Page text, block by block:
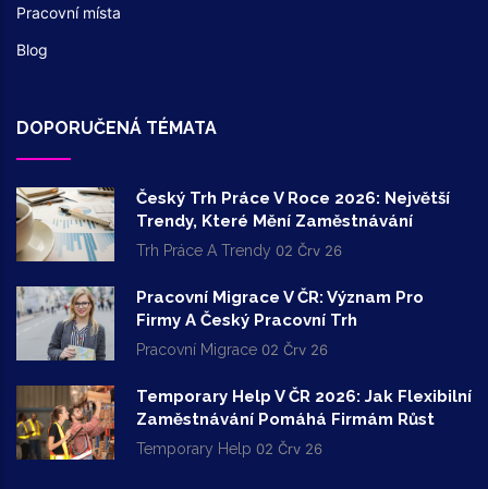
Pracovní místa
Blog
DOPORUČENÁ TÉMATA
Český Trh Práce V Roce 2026: Největší
Trendy, Které Mění Zaměstnávání
Trh Práce A Trendy 02 Črv 26
Pracovní Migrace V ČR: Význam Pro
Firmy A Český Pracovní Trh
Pracovní Migrace 02 Črv 26
Temporary Help V ČR 2026: Jak Flexibilní
Zaměstnávání Pomáhá Firmám Růst
Temporary Help 02 Črv 26